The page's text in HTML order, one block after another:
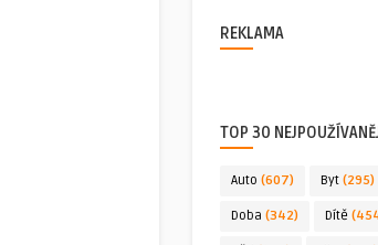
REKLAMA
TOP 30
Auto (607) Byt (295)
Doba (342) Dítě